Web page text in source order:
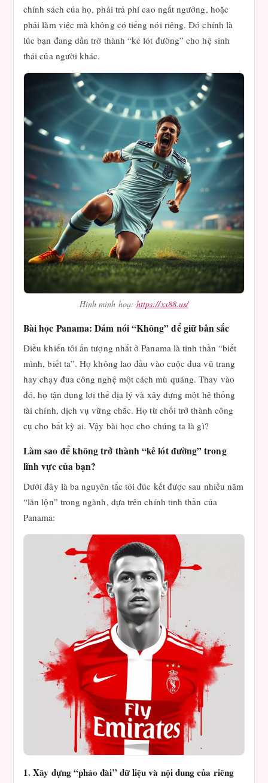
chính sách của họ, phải trả phí cao ngất ngưởng, hoặc
phải làm việc mà không có tiếng nói riêng. Đó chính là
lúc bạn đang dần trở thành “kẻ lót đường” cho hệ sinh
thái của người khác.
Hình minh hoạ: https://xx88.us/
Bài học Panama: Dám nói “Không” để giữ bản sắc
Điều khiến tôi ấn tượng nhất ở Panama là tinh thần “biết
mình, biết ta”. Họ không lao đầu vào cuộc đua vũ trang
hay chạy đua công nghệ một cách mù quáng. Thay vào
đó, họ tận dụng lợi thế địa lý và xây dựng một hệ thống
tài chính, dịch vụ vững chắc. Họ từ chối trở thành công
cụ cho bất kỳ ai. Vậy bài học cho chúng ta là gì?
Làm sao để không trở thành “kẻ lót đường” trong
lĩnh vực của bạn?
Dưới đây là ba nguyên tắc tôi đúc kết được sau nhiều năm
“lăn lộn” trong ngành, dựa trên chính tinh thần của
Panama:
1. Xây dựng “pháo đài” dữ liệu và nội dung của riêng